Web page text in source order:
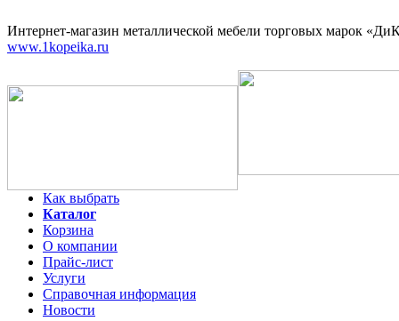
Интернет-магазин металлической мебели торговых марок
www.1kopeika.ru
Как выбрать
Каталог
Корзина
О компании
Прайс-лист
Услуги
Справочная информация
Новости